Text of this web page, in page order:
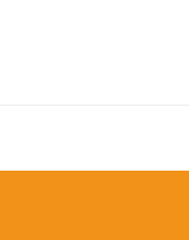
la force du